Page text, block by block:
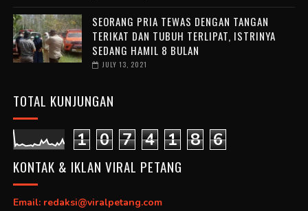
SEORANG PRIA TEWAS DENGAN TANGAN
TERIKAT DAN TUBUH TERLIPAT, ISTRINYA
SEDANG HAMIL 8 BULAN
JULY 13, 2021
TOTAL KUNJUNGAN
1 0 7 4 1 8 6
KONTAK & IKLAN VIRAL PETANG
Email: redaksi@viralpetang.com